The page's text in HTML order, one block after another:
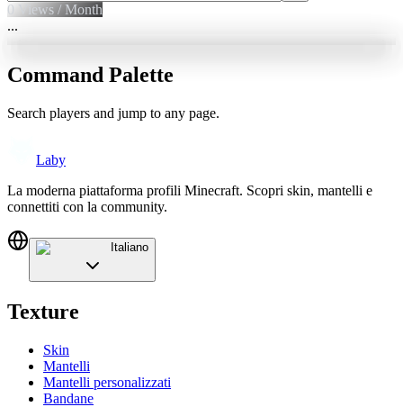
0 Views / Month
...
Command Palette
Search players and jump to any page.
Laby
La moderna piattaforma profili Minecraft. Scopri skin, mantelli e
connettiti con la community.
Italiano
Texture
Skin
Mantelli
Mantelli personalizzati
Bandane